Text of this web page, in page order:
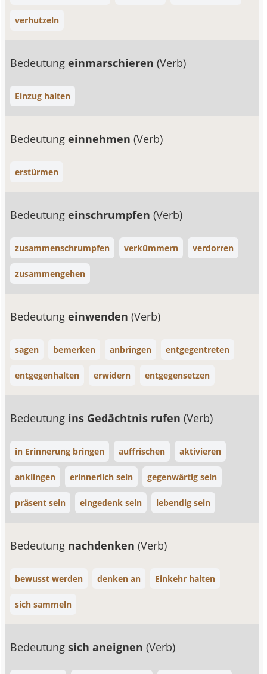
verhutzeln
Bedeutungeinmarschieren(Verb)
Einzug halten
Bedeutungeinnehmen(Verb)
erstürmen
Bedeutungeinschrumpfen(Verb)
zusammenschrumpfen verkümmern verdorren
zusammengehen
Bedeutungeinwenden(Verb)
sagen bemerken anbringen entgegentreten
entgegenhalten erwidern entgegensetzen
Bedeutung ins Gedächtnis rufen(Verb)
in Erinnerung bringen auffrischen aktivieren
anklingen erinnerlich sein gegenwärtig sein
präsent sein eingedenk sein lebendig sein
Bedeutung nachdenken(Verb)
bewusst werden denken an Einkehr halten
sich sammeln
Bedeutungsich aneignen(Verb)